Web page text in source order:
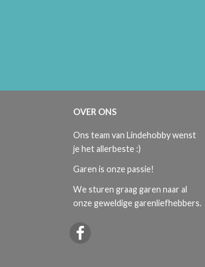
OVER ONS
Ons team van Lindehobby wenst
je het allerbeste :)
Garen is onze passie!
We sturen graag garen naar al
onze geweldige garenliefhebbers.